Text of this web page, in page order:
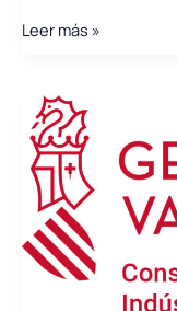
y
Primera
Programa
de
Incentivos
para
Proyectos
de
Hidrógeno
Renovable
Leer más »